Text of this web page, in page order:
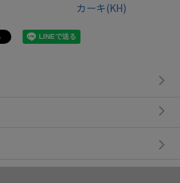
カーキ(KH)